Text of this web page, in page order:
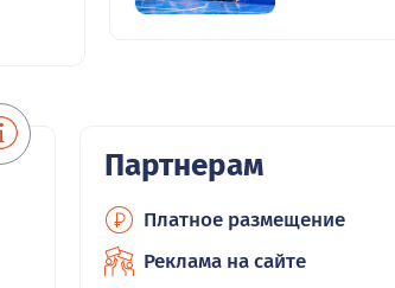
Партнерам
Платное размещение
Реклама на сайте